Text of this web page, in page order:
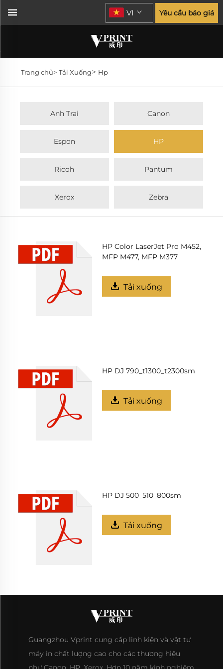
VI Yêu cầu báo giá
Trang chủ> Tải Xuống> Hp
Anh Trai Canon
Espon HP
Ricoh Pantum
Xerox Zebra
HP Color LaserJet Pro M452,
MFP M477, MFP M377
Tải xuống
HP DJ 790_t1300_t2300sm
Tải xuống
HP DJ 500_510_800sm
Tải xuống
Guangzhou Vprint cung cấp linh kiện và vật tư
máy in chất lượng cao cho các thương hiệu